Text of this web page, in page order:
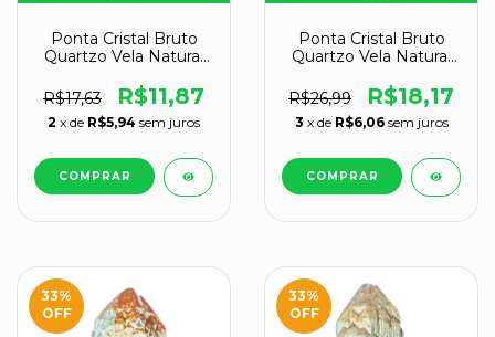
Ponta Cristal Bruto
Quartzo Vela Natural
g
R$17,63 R$11,87
2 x de R$5,94 sem juros
Ponta Cristal Bruto
Quartzo Vela Natural
g
R$26,99 R$18,17
3 x de R$6,06 sem juros
33%
OFF
33%
OFF